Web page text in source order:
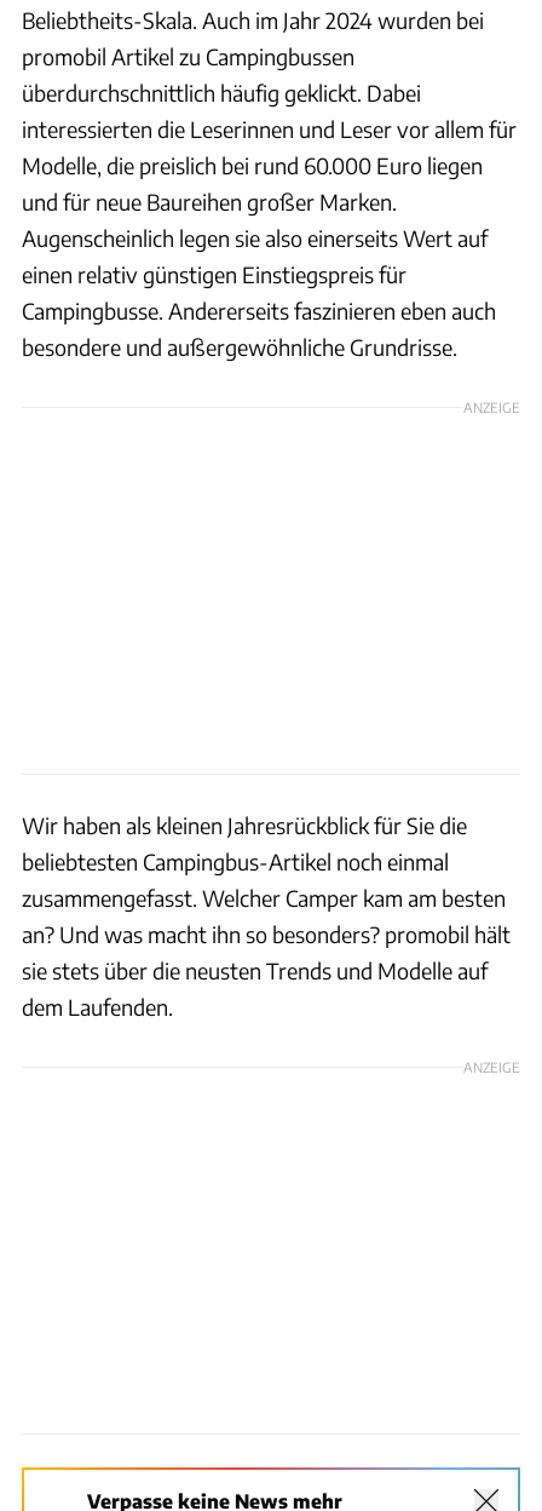
Beliebtheits-Skala. Auch im Jahr 2024 wurden bei
promobil Artikel zu Campingbussen
überdurchschnittlich häufig geklickt. Dabei
interessierten die Leserinnen und Leser vor allem für
Modelle, die preislich bei rund 60.000 Euro liegen
und für neue Baureihen großer Marken.
Augenscheinlich legen sie also einerseits Wert auf
einen relativ günstigen Einstiegspreis für
Campingbusse. Andererseits faszinieren eben auch
besondere und außergewöhnliche Grundrisse.
ANZEIGE
Wir haben als kleinen Jahresrückblick für Sie die
beliebtesten Campingbus-Artikel noch einmal
zusammengefasst. Welcher Camper kam am besten
an? Und was macht ihn so besonders? promobil hält
sie stets über die neusten Trends und Modelle auf
dem Laufenden.
ANZEIGE
Verpasse keine News mehr